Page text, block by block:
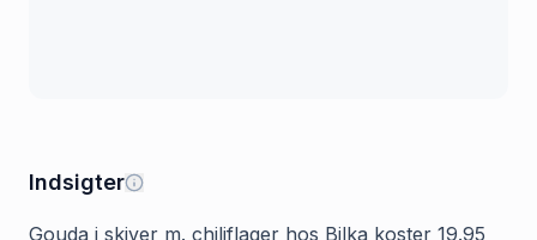
Indsigter
Gouda i skiver m. chiliflager hos Bilka koster 19.95